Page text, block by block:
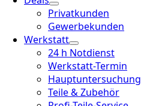
Privatkunden
Gewerbekunden
Werkstatt
24 h Notdienst
Werkstatt-Termin
Hauptuntersuchung
Teile & Zubehör